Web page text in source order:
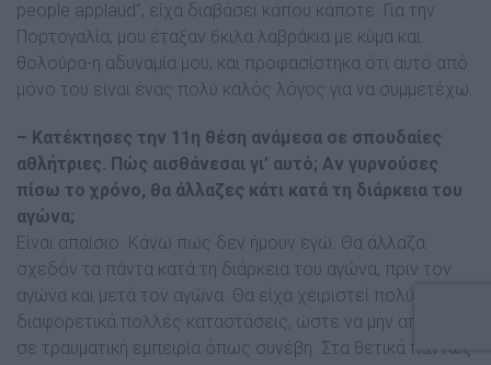
people applaud”, είχα διαβάσει κάπου κάποτε. Για την
Πορτογαλία, µου έταξαν 6κιλα λαβράκια µε κύµα και
θολούρα-η αδυναµία µου, και προφασίστηκα ότι αυτό από
µόνο του είναι ένας πολύ καλός λόγος για να συµµετέχω.
– Κατέκτησες την 11η θέση ανάµεσα σε σπουδαίες
αθλήτριες. Πώς αισθάνεσαι γι’ αυτό; Αν γυρνούσες
πίσω το χρόνο, θα άλλαζες κάτι κατά τη διάρκεια του
αγώνα;
Είναι απαίσιο. Κάνω πως δεν ήµουν εγώ. Θα άλλαζα
σχεδόν τα πάντα κατά τη διάρκεια του αγώνα, πριν τον
αγώνα και µετά τον αγώνα. Θα είχα χειριστεί πολύ
διαφορετικά πολλές καταστάσεις, ώστε να µην αποβεί
σε τραυµατική εµπειρία όπως συνέβη. Στα θετικά πάντως